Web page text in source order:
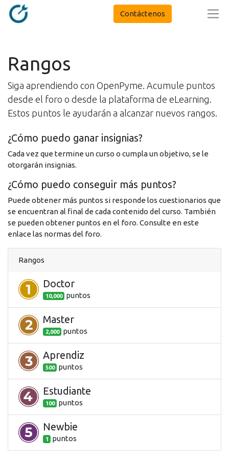
Contáctenos
Rangos
Siga aprendiendo con OpenPyme. Acumule puntos
desde el foro o desde la plataforma de eLearning.
Estos puntos le ayudarán a alcanzar nuevos rangos.
¿Cómo puedo ganar insignias?
Cada vez que termine un curso o cumpla un objetivo, se le
otorgarán insignias.
¿Cómo puedo conseguir más puntos?
Puede obtener más puntos si responde los cuestionarios que
se encuentran al final de cada contenido del curso. También
se pueden obtener puntos en el foro. Consulte en este
enlace las normas del foro.
Rangos
Doctor
10,000 puntos
Master
2,000 puntos
Aprendiz
500 puntos
Estudiante
100 puntos
Newbie
1 puntos